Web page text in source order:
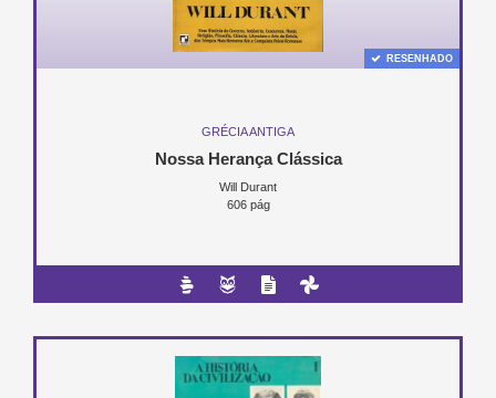
RESENHADO
GRÉCIA ANTIGA
Nossa Herança Clássica
Will Durant
606 pág